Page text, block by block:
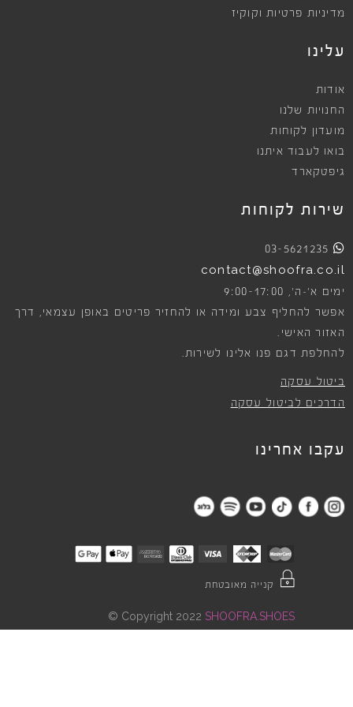
מדיניות פרטיות וקוקיז
עלינו
אודות
החנויות שלנו
מועדון לקוחות
בואו לעבוד איתנו
גיפטקארד
שירות לקוחות
03-5621235
contact@shoofra.co.il
ימים א׳-ה׳, 9:00-17:00
אפשר להחליף צבע ומידה או להחזיר פריטים באופן עצמאי, דרך
האזור האישי.
להחלפת דגם פנו אלינו לשירות.
ביטול עסקה
הדרכים לביטול עסקה
עקבו אחרינו
קנייה מאובטחת
Copyright 2022 SHOOFRA.SHOES
©